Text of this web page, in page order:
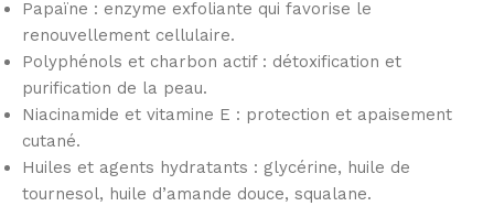
Papaïne : enzyme exfoliante qui favorise le
renouvellement cellulaire.
Polyphénols et charbon actif : détoxification et
purification de la peau.
Niacinamide et vitamine E : protection et apaisement
cutané.
Huiles et agents hydratants : glycérine, huile de
tournesol, huile d’amande douce, squalane.